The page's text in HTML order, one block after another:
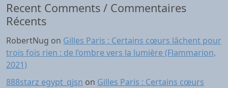
Recent Comments / Commentaires
Récents
RobertNug on Gilles Paris : Certains cœurs lâchent pour
trois fois rien : de l’ombre vers la lumière (Flammarion,
2021)
888starz egypt_qjsn on Gilles Paris : Certains cœurs